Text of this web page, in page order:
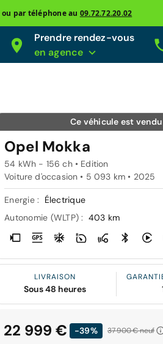
ou par téléphone au 09.72.72.20.02
Prendre rendez-vous
en agence
Ce véhicule est vendu
Opel Mokka
54 kWh - 156 ch • Edition
Voiture d'occasion • 5 093 km • 2025
Energie :
Électrique
Autonomie (WLTP) : 403 km
LIVRAISON
Sous 48 heures
22 999 € -39% 37 900 €neuf